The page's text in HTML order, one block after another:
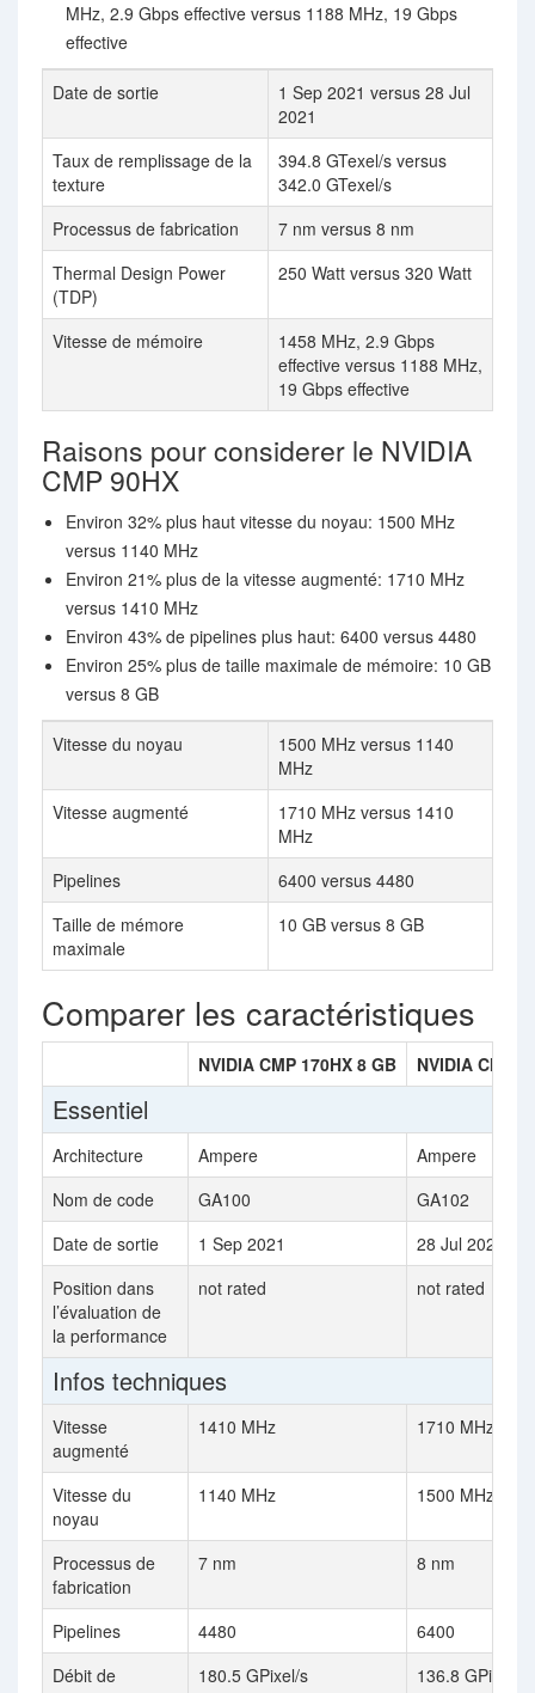
MHz, 2.9 Gbps effective versus 1188 MHz, 19 Gbps
effective
Date de sortie
1 Sep 2021 versus 28 Jul
2021
Taux de remplissage de la
texture
394.8 GTexel/s versus
342.0 GTexel/s
Processus de fabrication
7 nm versus 8 nm
Thermal Design Power
(TDP)
250 Watt versus 320 Watt
Vitesse de mémoire
1458 MHz, 2.9 Gbps
effective versus 1188 MHz,
19 Gbps effective
Raisons pour considerer le NVIDIA
CMP 90HX
Environ 32% plus haut vitesse du noyau: 1500 MHz
versus 1140 MHz
Environ 21% plus de la vitesse augmenté: 1710 MHz
versus 1410 MHz
Environ 43% de pipelines plus haut: 6400 versus 4480
Environ 25% plus de taille maximale de mémoire: 10 GB
versus 8 GB
Vitesse du noyau
1500 MHz versus 1140
MHz
Vitesse augmenté
1710 MHz versus 1410
MHz
Pipelines
6400 versus 4480
Taille de mémore
maximale
10 GB versus 8 GB
Comparer les caractéristiques
NVIDIA CMP 170HX 8 GB NVIDIA CMP
Essentiel
Architecture Ampere
Ampere
Nom de code
GA100
GA102
Date de sortie
1 Sep 2021
28 Jul 2021
Position dans
l’évaluation de
la performance
not rated not rated
Infos techniques
Vitesse
augmenté
1410 MHz 1710 MHz
Vitesse du
noyau
1140 MHz 1500 MHz
Processus de
fabrication
7 nm 8 nm
Pipelines 4480
6400
Débit de
180.5 GPixel/s 136.8 GPixel/s